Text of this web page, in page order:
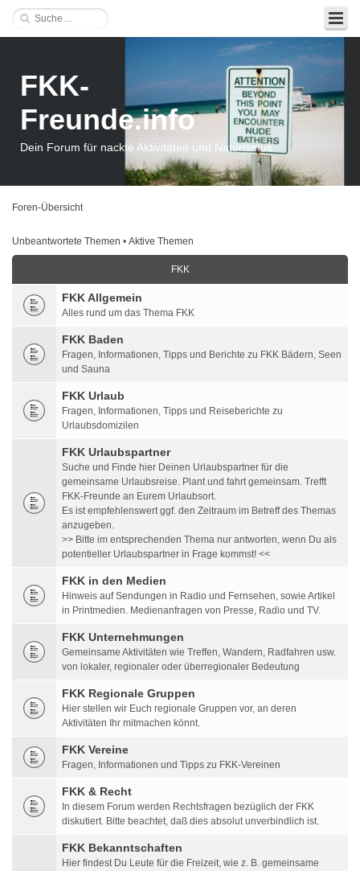
FKK-
Freunde.info
Dein Forum für nackte Aktivitäten und Naturismus
Foren-Übersicht
Unbeantwortete Themen • Aktive Themen
FKK
FKK Allgemein
Alles rund um das Thema FKK
FKK Baden
Fragen, Informationen, Tipps und Berichte zu FKK Bädern, Seen
und Sauna
FKK Urlaub
Fragen, Informationen, Tipps und Reiseberichte zu
Urlaubsdomizilen
FKK Urlaubspartner
Suche und Finde hier Deinen Urlaubspartner für die
gemeinsame Urlaubsreise. Plant und fahrt gemeinsam. Trefft
FKK-Freunde an Eurem Urlaubsort.
Es ist empfehlenswert ggf. den Zeitraum im Betreff des Themas
anzugeben.
>> Bitte im entsprechenden Thema nur antworten, wenn Du als
potentieller Urlaubspartner in Frage kommst! <<
FKK in den Medien
Hinweis auf Sendungen in Radio und Fernsehen, sowie Artikel
in Printmedien. Medienanfragen von Presse, Radio und TV.
FKK Unternehmungen
Gemeinsame Aktivitäten wie Treffen, Wandern, Radfahren usw.
von lokaler, regionaler oder überregionaler Bedeutung
FKK Regionale Gruppen
Hier stellen wir Euch regionale Gruppen vor, an deren
Aktivitäten Ihr mitmachen könnt.
FKK Vereine
Fragen, Informationen und Tipps zu FKK-Vereinen
FKK & Recht
In diesem Forum werden Rechtsfragen bezüglich der FKK
diskutiert. Bitte beachtet, daß dies absolut unverbindlich ist.
FKK Bekanntschaften
Hier findest Du Leute für die Freizeit, wie z. B. gemeinsame